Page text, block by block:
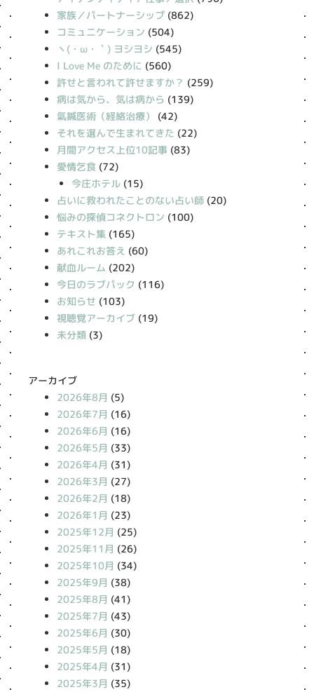
家族／パートナーシップ (862)
コミュニケーション (504)
丶(・ω・｀) ヨシヨシ (545)
I Love Me のために (560)
許せと言われて許せますか？ (259)
病は気から、気は病から (139)
氣鍼医術（経絡治療）
(42)
それを選んで生まれてきた (22)
月間アクセス上位10記事 (83)
愛情乞食 (72)
今庄ホテル(15)
占いに救われたことのない占い師 (20)
悩みの探偵コネクトロン (100)
テキスト集 (165)
あれこれお答え (60)
献血ルーム (202)
今日のラブパック (116)
お知らせ (103)
視聴覚アーカイブ (19)
未分類 (3)
アーカイブ
2026年8月 (5)
2026年7月 (16)
2026年6月 (16)
2026年5月 (33)
2026年4月 (31)
2026年3月 (27)
2026年2月 (18)
2026年1月 (23)
2025年12月 (25)
2025年11月 (26)
2025年10月 (34)
2025年9月 (38)
2025年8月 (41)
2025年7月 (43)
2025年6月 (30)
2025年5月 (18)
2025年4月 (31)
2025年3月 (35)